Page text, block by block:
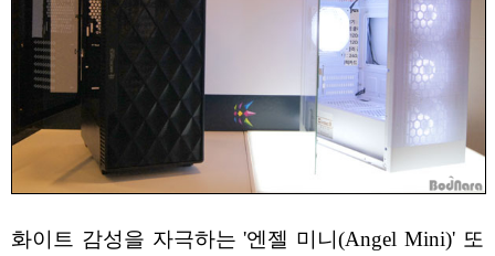
화이트 감성을 자극하는 '엔젤 미니(Angel Mini)' 또